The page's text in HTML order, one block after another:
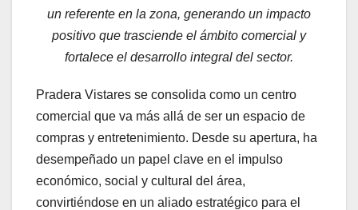
un referente en la zona, generando un impacto
positivo que trasciende el ámbito comercial y
fortalece el desarrollo integral del sector.
Pradera Vistares se consolida como un centro
comercial que va más allá de ser un espacio de
compras y entretenimiento. Desde su apertura, ha
desempeñado un papel clave en el impulso
económico, social y cultural del área,
convirtiéndose en un aliado estratégico para el